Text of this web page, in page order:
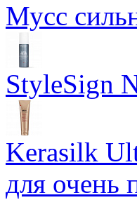
Мусс
StyleSign
Kerasilk
для очень